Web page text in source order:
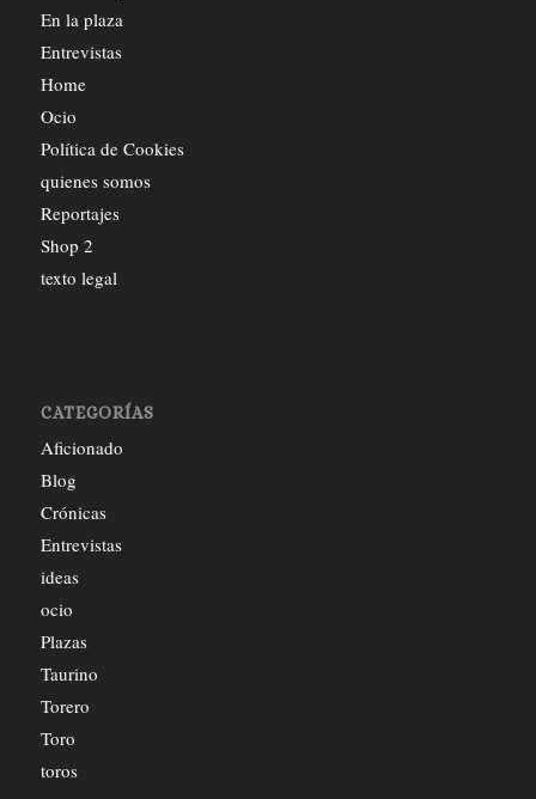
En la plaza
Entrevistas
Home
Ocio
Política de Cookies
quienes somos
Reportajes
Shop 2
texto legal
CATEGORÍAS
Aficionado
Blog
Crónicas
Entrevistas
ideas
ocio
Plazas
Taurino
Torero
Toro
toros